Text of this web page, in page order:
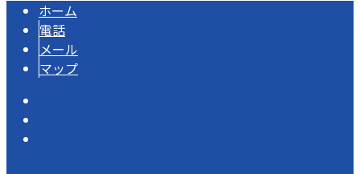
ホーム
電話
メール
マップ